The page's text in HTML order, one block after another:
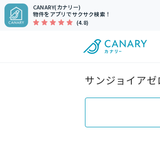
CANARY(カナリー)
物件をアプリでサクサク検索！
(4.8)
サンジョイア